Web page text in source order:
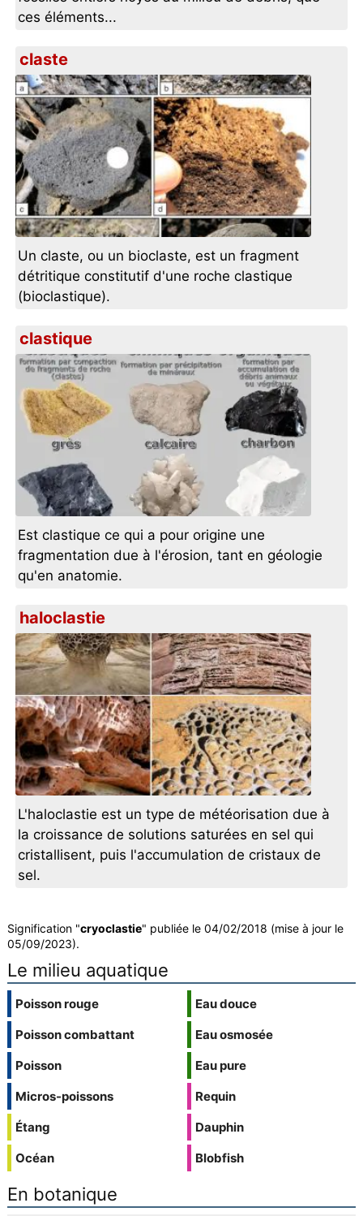
ces éléments...
claste
Un claste, ou un bioclaste, est un fragment
détritique constitutif d'une roche clastique
(bioclastique).
clastique
Est clastique ce qui a pour origine une
fragmentation due à l'érosion, tant en géologie
qu'en anatomie.
haloclastie
L'haloclastie est un type de météorisation due à
la croissance de solutions saturées en sel qui
cristallisent, puis l'accumulation de cristaux de
sel.
Signification "cryoclastie" publiée le 04/02/2018 (mise à jour le
05/09/2023).
Le milieu aquatique
Poisson rouge
Poisson combattant
Poisson
Micros-poissons
Étang
Océan
Eau douce
Eau osmosée
Eau pure
Requin
Dauphin
Blobfish
En botanique